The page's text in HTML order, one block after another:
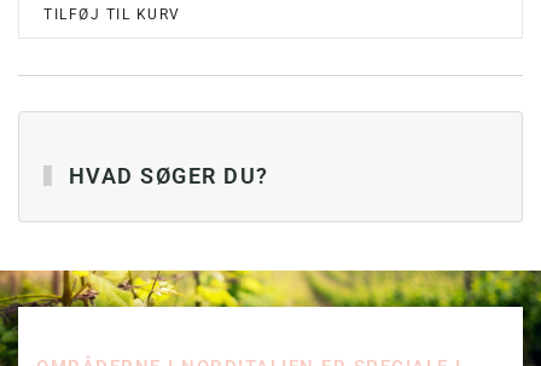
TILFØJ TIL KURV
HVAD SØGER DU?